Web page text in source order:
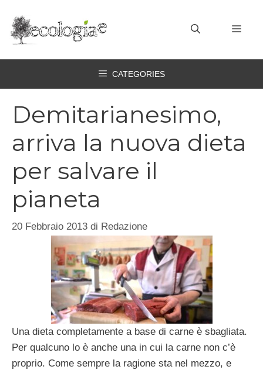
contenuto
CATEGORIES
Demitarianesimo,
arriva la nuova dieta
per salvare il
pianeta
20 Febbraio 2013 di Redazione
Una dieta completamente a base di carne è sbagliata.
Per qualcuno lo è anche una in cui la carne non c’è
proprio. Come sempre la ragione sta nel mezzo, e